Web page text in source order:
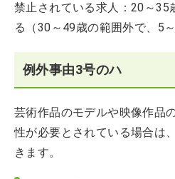
禁止されている求人：20～35
る（30～49歳の範囲外で、5
例外事由3号のハ
芸術作品のモデルや映像作品
性が必要とされている場合は
きます。